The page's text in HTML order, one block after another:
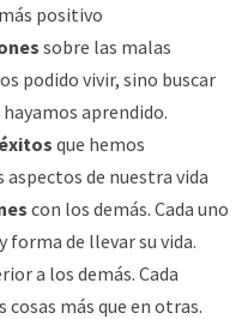
positivo
sobre las malas
podido vivir, sino buscar
aprendido.
que hemos
de nuestra vida
con los demás. Cada uno
forma de llevar su vida.
a los demás. Cada
cosas más que en otras.